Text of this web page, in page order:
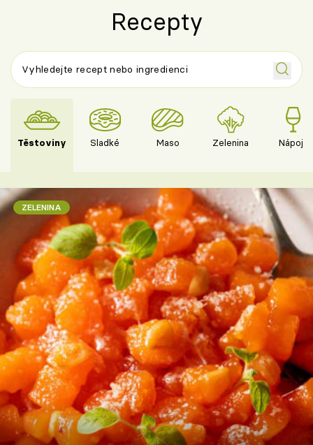
Recepty
Těstoviny Sladké Maso Zelenina Nápoje
ZELENINA